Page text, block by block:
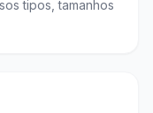
tipos, tamanhos